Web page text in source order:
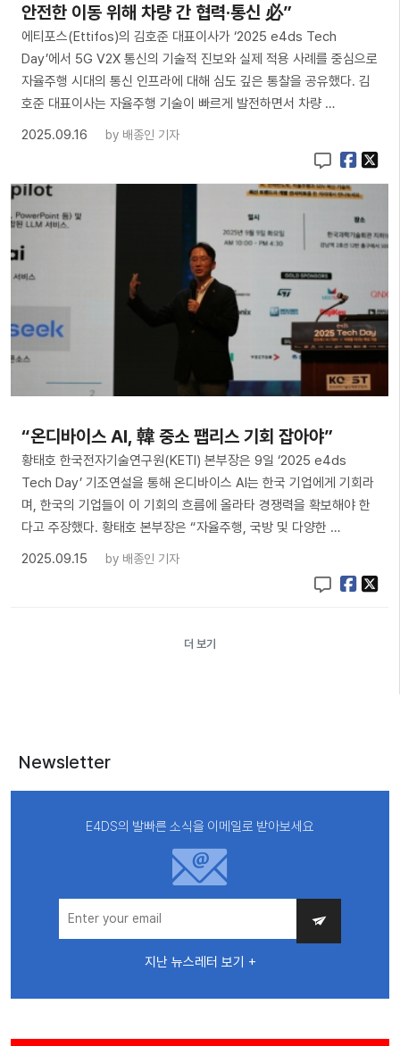
안전한 이동 위해 차량 간 협력·통신 必”
에티포스(Ettifos)의 김호준 대표이사가 ‘2025 e4ds Tech
Day’에서 5G V2X 통신의 기술적 진보와 실제 적용 사례를 중심으로
자율주행 시대의 통신 인프라에 대해 심도 깊은 통찰을 공유했다. 김
호준 대표이사는 자율주행 기술이 빠르게 발전하면서 차량 …
2025.09.16
by 배종인 기자
“온디바이스 AI, 韓 중소 팹리스 기회 잡아야”
황태호 한국전자기술연구원(KETI) 본부장은 9일 ‘2025 e4ds
Tech Day’ 기조연설을 통해 온디바이스 AI는 한국 기업에게 기회라
며, 한국의 기업들이 이 기회의 흐름에 올라타 경쟁력을 확보해야 한
다고 주장했다. 황태호 본부장은 “자율주행, 국방 및 다양한 …
2025.09.15
by 배종인 기자
더 보기
Newsletter
E4DS의 발빠른 소식을 이메일로 받아보세요
지난 뉴스레터 보기 +